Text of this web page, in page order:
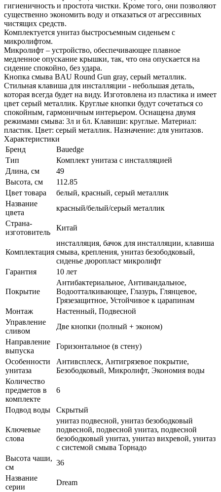
гигиеничность и простота чистки. Кроме того, они позволяют
существенно экономить воду и отказаться от агрессивных
чистящих средств.
Комплектуется унитаз быстросъемным сиденьем с
микролифтом.
Микролифт – устройство, обеспечивающее плавное
медленное опускание крышки, так, что она опускается на
сидение спокойно, без удара.
Кнопка смыва BAU Round Gun gray, серый металлик.
Стильная клавиша для инсталляции - небольшая деталь,
которая всегда будет на виду. Изготовлена из пластика и имеет
цвет серый металлик. Круглые кнопки будут сочетаться со
спокойным, гармоничным интерьером. Оснащена двумя
режимами смыва: 3л и 6л. Клавиши: круглые. Материал:
пластик. Цвет: серый металлик. Назначение: для унитазов.
Характеристики
Бренд
Bauedge
Тип
Комплект унитаза c инсталляцией
Длина, см
49
Высота, см
112.85
Цвет товара
белый, красный, серый металлик
Название
цвета
красный/белый/серый металлик
Страна-
изготовитель
Китай
Комплектация
инсталляция, бачок для инсталляции, клавиша
смыва, крепления, унитаз безободковый,
сиденье дюропласт микролифт
Гарантия
10 лет
Покрытие
Антибактериальное, Антивандальное,
Водоотталкивающее, Глазурь, Глянцевое,
Грязезащитное, Устойчивое к царапинам
Монтаж
Настенный, Подвесной
Управление
сливом
Две кнопки (полный + эконом)
Направление
выпуска
Горизонтальное (в стену)
Особенности
унитаза
Антивсплеск, Антигрязевое покрытие,
Безободковый, Микролифт, Экономия воды
Количество
предметов в
комплекте
6
Подвод воды Скрытый
Ключевые
слова
унитаз подвесной, унитаз безободковый
подвесной, подвесной унитаз, подвесной
безободковый унитаз, унитаз вихревой, унитаз
с системой смыва Торнадо
Высота чаши,
см
36
Название
серии
Dream